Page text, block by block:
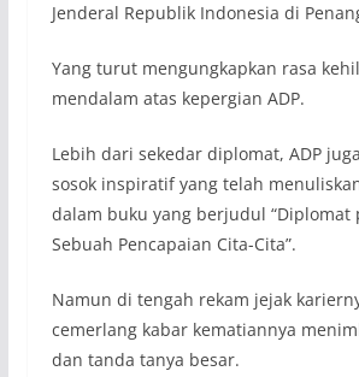
Jenderal Republik Indonesia di
Yang turut mengungkapkan rasa
mendalam atas kepergian ADP.
Lebih dari sekedar diplomat, ADP
sosok inspiratif yang telah
dalam buku yang berjudul “Diplomat
Sebuah Pencapaian Cita-Cita”.
Namun di tengah rekam jejak
cemerlang kabar kematiannya
dan tanda tanya besar.